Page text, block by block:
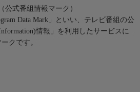
公式番組情報マーク）
Data Mark」といい、テレビ番組の公
情報」を利用したサービスに
クです。